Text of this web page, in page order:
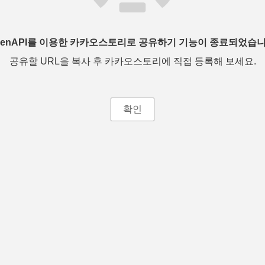
를 이용한 카카오스토리로 공유하기 기능이 종료되었습
공유할 URL을 복사 후 카카오스토리에 직접 등록해 보세요.
확인